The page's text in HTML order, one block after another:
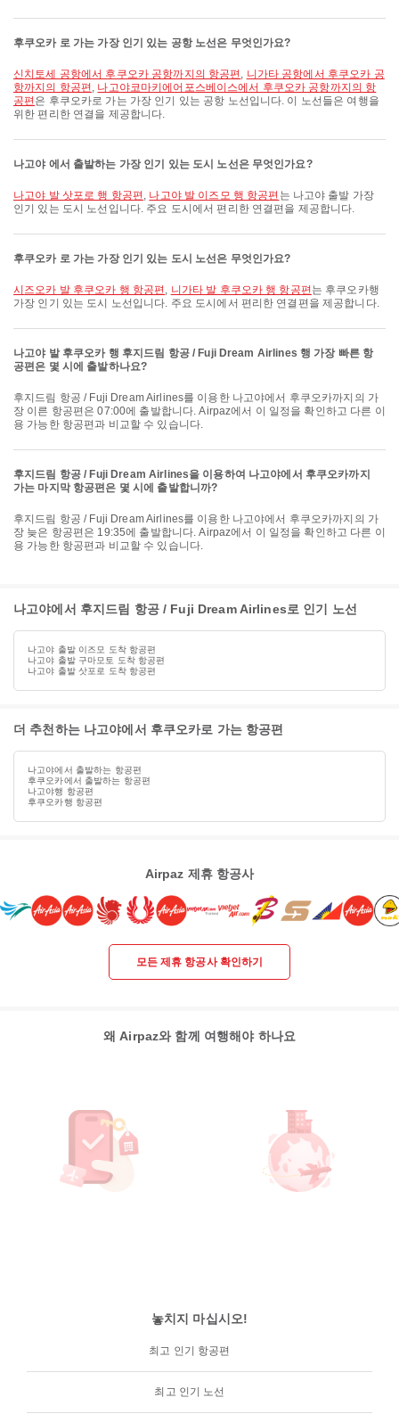
후쿠오카 로 가는 가장 인기 있는 공항 노선은 무엇인가요?
신치토세 공항에서 후쿠오카 공항까지의 항공편 , 니가타 공항에서 후쿠오카 공
항까지의 항공편 , 나고야코마키에어포스베이스에서 후쿠오카 공항까지의 항
공편 은 후쿠오카로 가는 가장 인기 있는 공항 노선입니다. 이 노선들은 여행을
위한 편리한 연결을 제공합니다.
나고야 에서 출발하는 가장 인기 있는 도시 노선은 무엇인가요?
나고야 발 삿포로 행 항공편 , 나고야 발 이즈모 행 항공편 는 나고야 출발 가장
인기 있는 도시 노선입니다. 주요 도시에서 편리한 연결편을 제공합니다.
후쿠오카 로 가는 가장 인기 있는 도시 노선은 무엇인가요?
시즈오카 발 후쿠오카 행 항공편 , 니가타 발 후쿠오카 행 항공편 는 후쿠오카행
가장 인기 있는 도시 노선입니다. 주요 도시에서 편리한 연결편을 제공합니다.
나고야 발 후쿠오카 행 후지드림 항공 / Fuji Dream Airlines 행 가장 빠른 항
공편은 몇 시에 출발하나요?
후지드림 항공 / Fuji Dream Airlines를 이용한 나고야에서 후쿠오카까지의 가
장 이른 항공편은 07:00에 출발합니다. Airpaz에서 이 일정을 확인하고 다른 이
용 가능한 항공편과 비교할 수 있습니다.
후지드림 항공 / Fuji Dream Airlines을 이용하여 나고야에서 후쿠오카까지
가는 마지막 항공편은 몇 시에 출발합니까?
후지드림 항공 / Fuji Dream Airlines를 이용한 나고야에서 후쿠오카까지의 가
장 늦은 항공편은 19:35에 출발합니다. Airpaz에서 이 일정을 확인하고 다른 이
용 가능한 항공편과 비교할 수 있습니다.
나고야에서 후지드림 항공 / Fuji Dream Airlines로 인기 노선
나고야 출발 이즈모 도착 항공편
나고야 출발 구마모토 도착 항공편
나고야 출발 삿포로 도착 항공편
더 추천하는 나고야에서 후쿠오카로 가는 항공편
나고야에서 출발하는 항공편
후쿠오카에서 출발하는 항공편
나고야행 항공편
후쿠오카행 항공편
Airpaz 제휴 항공사
모든 제휴 항공사 확인하기
왜 Airpaz와 함께 여행해야 하나요
놓치지 마십시오!
최고 인기 항공편
최고 인기 노선